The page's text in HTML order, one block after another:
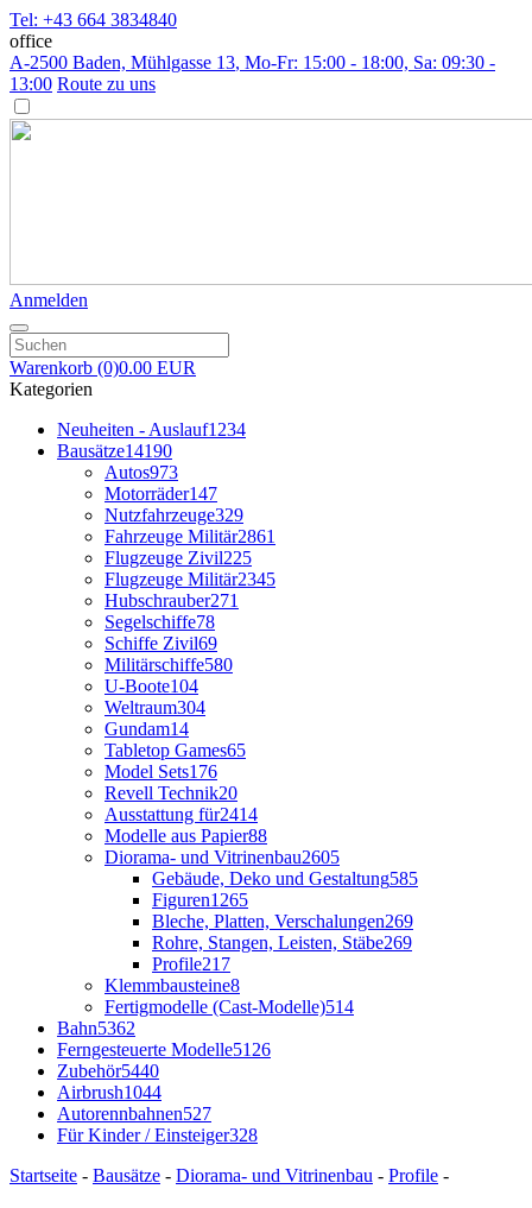
Tel: +43 664 3834840
office
A-2500 Baden, Mühlgasse 13, Mo-Fr: 15:00 - 18:00, Sa: 09:30 -
13:00 Route zu uns
Anmelden
Warenkorb (0)0.00 EUR
Kategorien
Neuheiten - Auslauf1234
Bausätze14190
Autos973
Motorräder147
Nutzfahrzeuge329
Fahrzeuge Militär2861
Flugzeuge Zivil225
Flugzeuge Militär2345
Hubschrauber271
Segelschiffe78
Schiffe Zivil69
Militärschiffe580
U-Boote104
Weltraum304
Gundam14
Tabletop Games65
Model Sets176
Revell Technik20
Ausstattung für2414
Modelle aus Papier88
Diorama- und Vitrinenbau2605
Gebäude, Deko und Gestaltung585
Figuren1265
Bleche, Platten, Verschalungen269
Rohre, Stangen, Leisten, Stäbe269
Profile217
Klemmbausteine8
Fertigmodelle (Cast-Modelle)514
Bahn5362
Ferngesteuerte Modelle5126
Zubehör5440
Airbrush1044
Autorennbahnen527
Für Kinder / Einsteiger328
Startseite - Bausätze - Diorama- und Vitrinenbau - Profile -